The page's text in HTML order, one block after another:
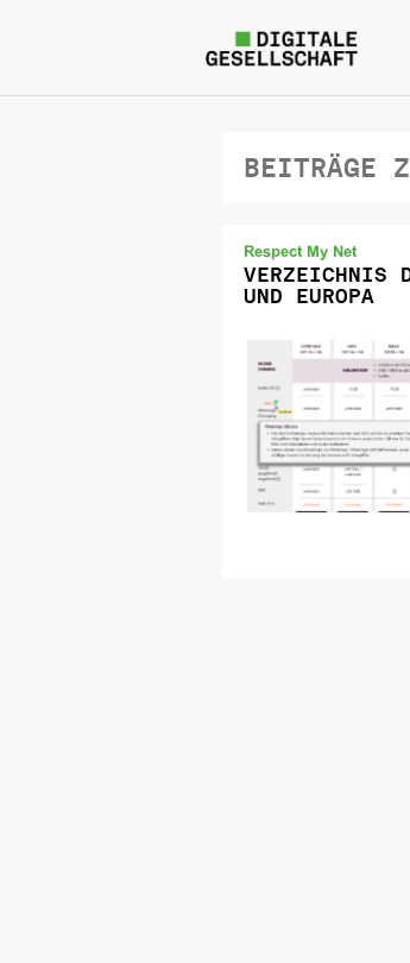
BEITRÄGE
Respect My Net
VERZEICHNIS
UND EUROPA